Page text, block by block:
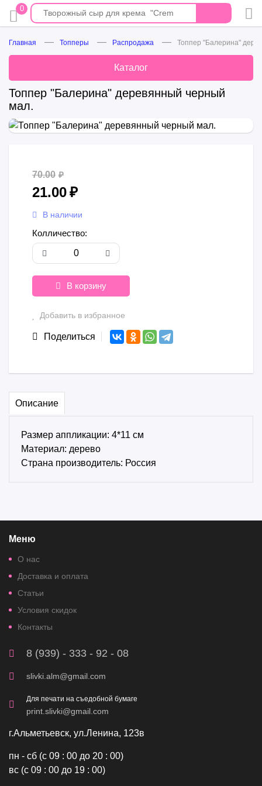
0
Главная Топперы Распродажа Топпер "Балерина"
Каталог
Топпер "Балерина" деревянный черный
мал.
70.00 ₽
21.00₽
В наличии
Колличество:
В корзину
Добавить в избранное
Поделиться
Описание
Размер аппликации: 4*11 см
Материал: дерево
Страна производитель: Россия
Меню
О нас
Доставка и оплата
Статьи
Условия скидок
Контакты
8 (939) - 333 - 92 - 08
slivki.alm@gmail.com
Для печати на съедобной бумаге
print.slivki@gmail.com
г.Альметьевск, ул.Ленина, 123в
пн - сб (с 09 : 00 до 20 : 00)
вс (с 09 : 00 до 19 : 00)